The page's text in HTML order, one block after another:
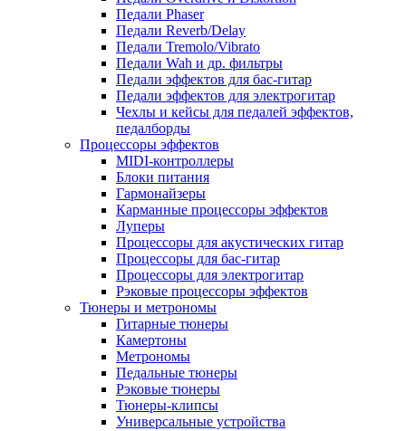
Педали Phaser
Педали Reverb/Delay
Педали Tremolo/Vibrato
Педали Wah и др. фильтры
Педали эффектов для бас-гитар
Педали эффектов для электрогитар
Чехлы и кейсы для педалей эффектов,
педалборды
Процессоры эффектов
MIDI-контроллеры
Блоки питания
Гармонайзеры
Карманные процессоры эффектов
Луперы
Процессоры для акустических гитар
Процессоры для бас-гитар
Процессоры для электрогитар
Рэковые процессоры эффектов
Тюнеры и метрономы
Гитарные тюнеры
Камертоны
Метрономы
Педальные тюнеры
Рэковые тюнеры
Тюнеры-клипсы
Универсальные устройства